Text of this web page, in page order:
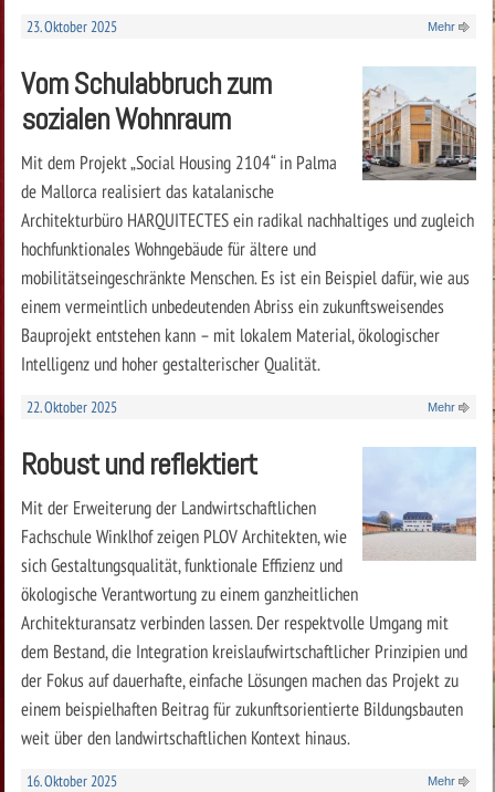
23. Oktober 2025 Mehr
Vom Schulabbruch zum
sozialen Wohnraum
Mit dem Projekt „Social Housing 2104“ in Palma
de Mallorca realisiert das katalanische
Architekturbüro HARQUITECTES ein radikal nachhaltiges und zugleich
hochfunktionales Wohngebäude für ältere und
mobilitätseingeschränkte Menschen. Es ist ein Beispiel dafür, wie aus
einem vermeintlich unbedeutenden Abriss ein zukunftsweisendes
Bauprojekt entstehen kann – mit lokalem Material, ökologischer
Intelligenz und hoher gestalterischer Qualität.
22. Oktober 2025 Mehr
Robust und reflektiert
Mit der Erweiterung der Landwirtschaftlichen
Fachschule Winklhof zeigen PLOV Architekten, wie
sich Gestaltungsqualität, funktionale Effizienz und
ökologische Verantwortung zu einem ganzheitlichen
Architekturansatz verbinden lassen. Der respektvolle Umgang mit
dem Bestand, die Integration kreislaufwirtschaftlicher Prinzipien und
der Fokus auf dauerhafte, einfache Lösungen machen das Projekt zu
einem beispielhaften Beitrag für zukunftsorientierte Bildungsbauten
weit über den landwirtschaftlichen Kontext hinaus.
16. Oktober 2025 Mehr